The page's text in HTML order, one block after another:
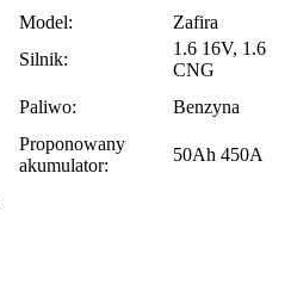
Model:
Zafira
Silnik:
1.6 16V, 1.6
CNG
Paliwo:
Benzyna
Proponowany
akumulator:
50Ah 450A